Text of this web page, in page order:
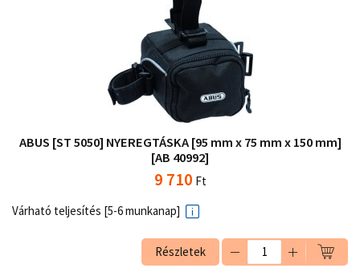
ABUS [ST 5050] NYEREGTÁSKA [95 mm x 75 mm x 150 mm]
[AB 40992]
9 710 Ft
Várható teljesítés [5-6 munkanap]
Részletek